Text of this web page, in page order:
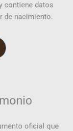
contiene datos
de nacimiento.
oficial que